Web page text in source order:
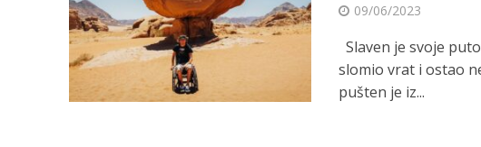
09/06/2023
Slaven je svoje
slomio vrat i ostao
pušten je iz...